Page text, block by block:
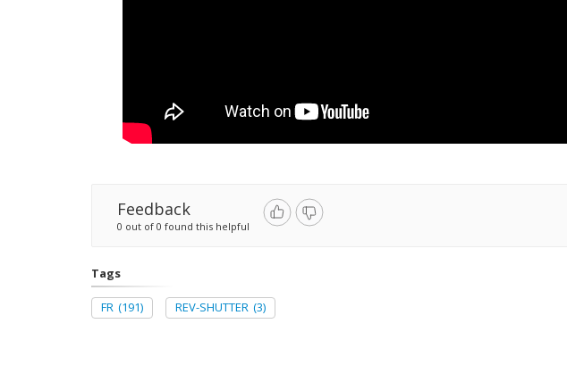
Feedback
0 out of 0 found this helpful
Tags
FR (191) REV-SHUTTER (3)